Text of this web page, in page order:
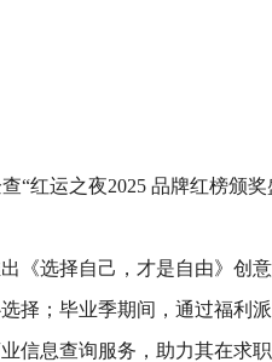
“红运之夜2025 品牌红榜颁奖
《选择自己，才是自由》创
择；毕业季期间，通过福利
信息查询服务，助力其在求